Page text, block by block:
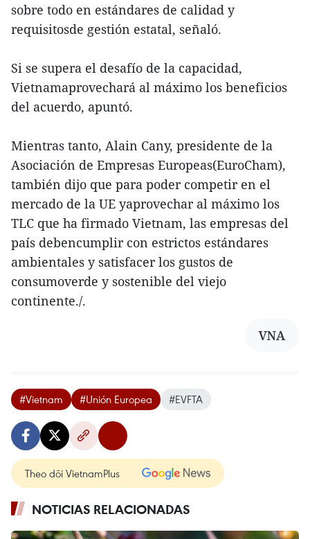
sobre todo en estándares de calidad y
requisitosde gestión estatal, señaló.
Si se supera el desafío de la capacidad,
Vietnamaprovechará al máximo los beneficios
del acuerdo, apuntó.
Mientras tanto, Alain Cany, presidente de la
Asociación de Empresas Europeas(EuroCham),
también dijo que para poder competir en el
mercado de la UE yaprovechar al máximo los
TLC que ha firmado Vietnam, las empresas del
país debencumplir con estrictos estándares
ambientales y satisfacer los gustos de
consumoverde y sostenible del viejo
continente./.
VNA
#Vietnam #Unión Europea #EVFTA
Theo dõi VietnamPlus
NOTICIAS RELACIONADAS